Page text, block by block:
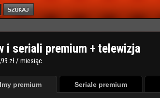
i seriali premium + telewizja
zł / miesiąc
premium Seriale premium